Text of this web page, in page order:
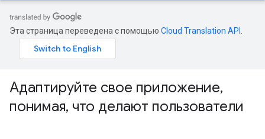
Эта страница переведена с помощью Cloud Translation API
Адаптируйте свое приложение,
понимая, что делают пользователи